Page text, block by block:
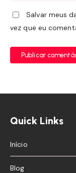
Salvar meus
vez que eu
Publicar
Quick Links
Início
Blog